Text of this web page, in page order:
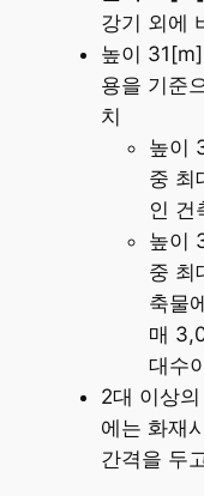
강기 외에
높이
용을 기준
치
높이
중 최
인 건
높이
중 최
축물
매
대수
2대 이상
에는 화재
간격을 두